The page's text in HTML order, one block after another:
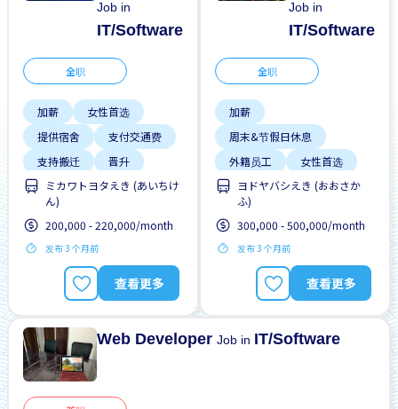
Job in
IT/Software
全职
加薪
女性首选
提供宿舍
支付交通费
支持搬迁
晋升
男性首选
高收入潜能
ミカワトヨタえき (あいちけ
ん)
200,000 - 220,000/month
发布 3 个月前
查看更多
Job in
IT/Software
全职
加薪
周末&节假日休息
外籍员工
女性首选
宿舍部分覆盖
支付交通费
ヨドヤバシえき (おおさか
ふ)
300,000 - 500,000/month
发布 3 个月前
查看更多
Web DeveloperJob in IT/Software